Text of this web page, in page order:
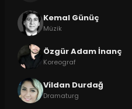
Kemal Günüç
Müzik
Özgür Adam İnanç
Koreograf
Vildan Durdağ
Dramaturg